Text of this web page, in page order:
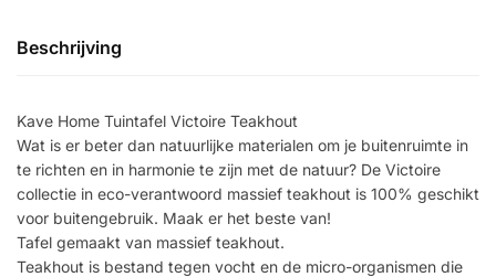
Beschrijving
Kave Home Tuintafel Victoire Teakhout
Wat is er beter dan natuurlijke materialen om je buitenruimte in
te richten en in harmonie te zijn met de natuur? De Victoire
collectie in eco-verantwoord massief teakhout is 100% geschikt
voor buitengebruik. Maak er het beste van!
Tafel gemaakt van massief teakhout.
Teakhout is bestand tegen vocht en de micro-organismen die